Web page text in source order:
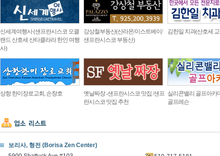
신세계여행사 (샌프란시스코 오클
랜드 산호세 산타클라라 한인 여행
사)
강상철부동산(산라몬/이스트베이/
샌프란시스코 부동산)
김한일 치과(산호세
상항 한미장로교회, 손창호
옛날짜장 -샌프란시스코 맛집 /샌프
란시스코 맛집 추천
실리콘밸리 골프아카
골프레슨
보리사, 형전 (Borisa Zen Center)